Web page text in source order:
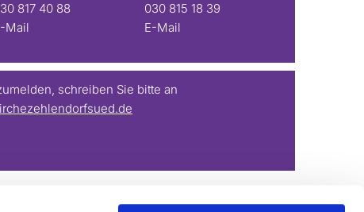
817 40 88
Mail
030 815 18 39
E-Mail
schreiben Sie bitte an